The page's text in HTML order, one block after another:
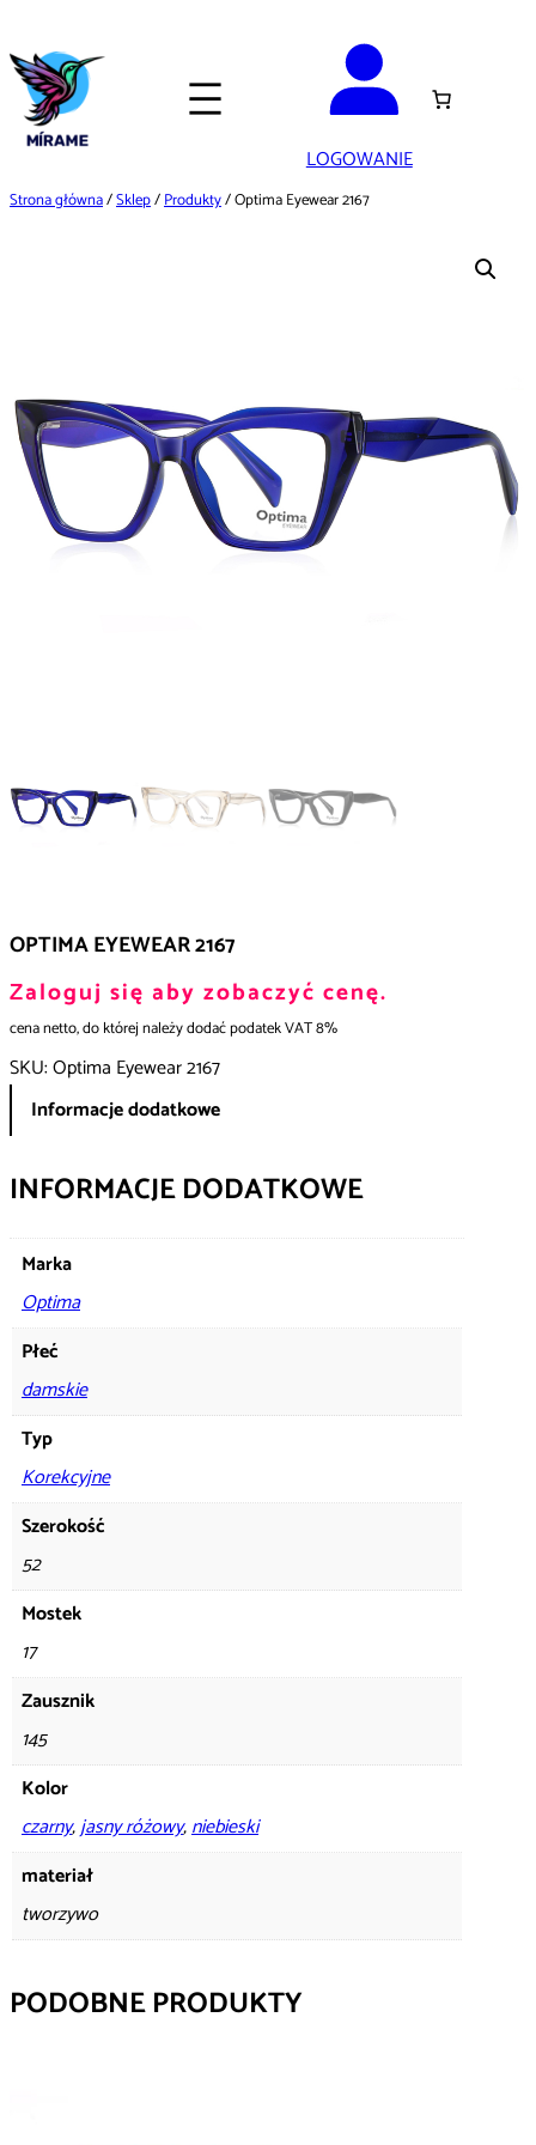
do
treści
LOGOWANIE
Strona główna/Sklep/Produkty/ Optima Eyewear 2167
OPTIMA EYEWEAR 2167
Zaloguj się aby zobaczyć cenę.
cena netto, do której należy dodać podatek VAT 8%
SKU:Optima Eyewear 2167
Informacje dodatkowe
INFORMACJE DODATKOWE
Marka
Optima
Płeć
damskie
Typ
Korekcyjne
Szerokość
52
Mostek
17
Zausznik
145
Kolor
czarny,jasny różowy,niebieski
materiał
tworzywo
PODOBNE PRODUKTY